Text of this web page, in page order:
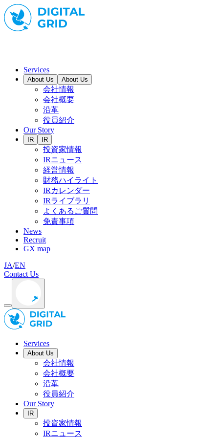
Services
About Us About Us
会社情報
会社概要
沿革
役員紹介
Our Story
IR IR
投資家情報
IRニュース
経営情報
財務ハイライト
IRカレンダー
IRライブラリ
よくあるご質問
免責事項
News
Recruit
GX map
JA/EN
Contact Us
Services
About Us
会社情報
会社概要
沿革
役員紹介
Our Story
IR
投資家情報
IRニュース